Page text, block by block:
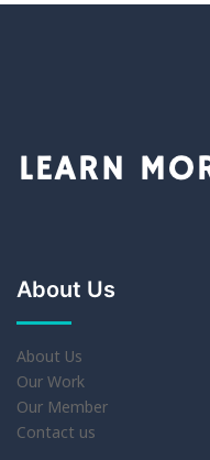
About Us
About Us
Our Work
Our Member
Contact us